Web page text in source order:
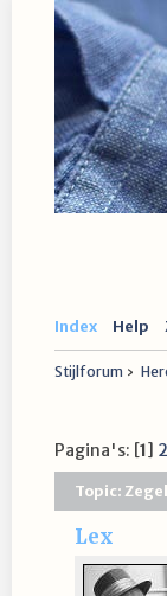
Index Help
Stijlforum ›
Pagina's: [1] 2
Topic:
Lex